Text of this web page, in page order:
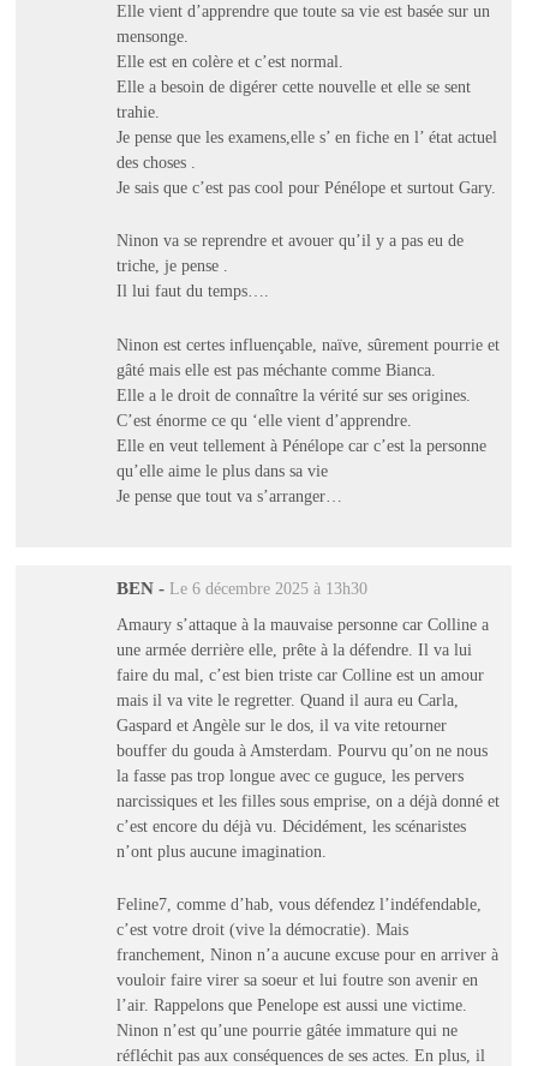
Elle vient d’apprendre que toute sa vie est basée sur un
mensonge.
Elle est en colère et c’est normal.
Elle a besoin de digérer cette nouvelle et elle se sent
trahie.
Je pense que les examens,elle s’ en fiche en l’ état actuel
des choses .
Je sais que c’est pas cool pour Pénélope et surtout Gary.
Ninon va se reprendre et avouer qu’il y a pas eu de
triche, je pense .
Il lui faut du temps….
Ninon est certes influençable, naïve, sûrement pourrie et
gâté mais elle est pas méchante comme Bianca.
Elle a le droit de connaître la vérité sur ses origines.
C’est énorme ce qu ‘elle vient d’apprendre.
Elle en veut tellement à Pénélope car c’est la personne
qu’elle aime le plus dans sa vie
Je pense que tout va s’arranger…
BEN - Le 6 décembre 2025 à 13h30
Amaury s’attaque à la mauvaise personne car Colline a
une armée derrière elle, prête à la défendre. Il va lui
faire du mal, c’est bien triste car Colline est un amour
mais il va vite le regretter. Quand il aura eu Carla,
Gaspard et Angèle sur le dos, il va vite retourner
bouffer du gouda à Amsterdam. Pourvu qu’on ne nous
la fasse pas trop longue avec ce guguce, les pervers
narcissiques et les filles sous emprise, on a déjà donné et
c’est encore du déjà vu. Décidément, les scénaristes
n’ont plus aucune imagination.
Feline7, comme d’hab, vous défendez l’indéfendable,
c’est votre droit (vive la démocratie). Mais
franchement, Ninon n’a aucune excuse pour en arriver à
vouloir faire virer sa soeur et lui foutre son avenir en
l’air. Rappelons que Penelope est aussi une victime.
Ninon n’est qu’une pourrie gâtée immature qui ne
réfléchit pas aux conséquences de ses actes. En plus, il